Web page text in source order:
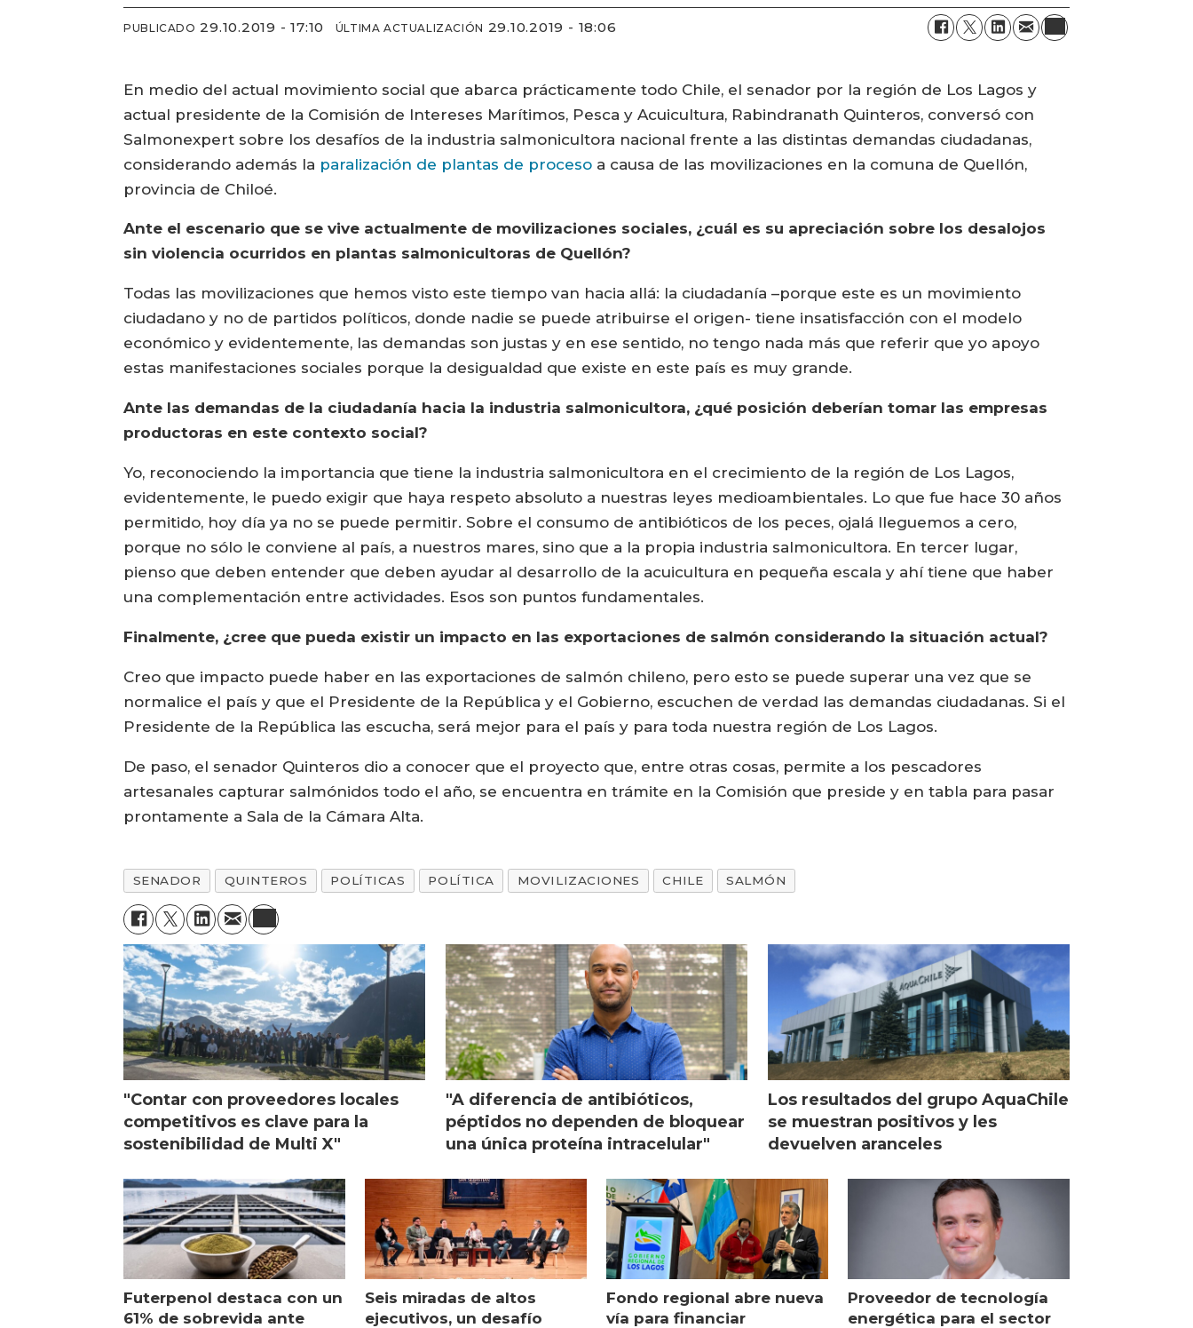
PUBLICADO 29.10.2019 - 17:10 ÚLTIMA ACTUALIZACIÓN 29.10.2019 - 18:06
En medio del actual movimiento social que abarca prácticamente todo Chile, el senador por la región de Los Lagos y
actual presidente de la Comisión de Intereses Marítimos, Pesca y Acuicultura, Rabindranath Quinteros, conversó con
Salmonexpert sobre los desafíos de la industria salmonicultora nacional frente a las distintas demandas ciudadanas,
considerando además la paralización de plantas de proceso a causa de las movilizaciones en la comuna de Quellón,
provincia de Chiloé.
Ante el escenario que se vive actualmente de movilizaciones sociales, ¿cuál es su apreciación sobre los desalojos
sin violencia ocurridos en plantas salmonicultoras de Quellón?
Todas las movilizaciones que hemos visto este tiempo van hacia allá: la ciudadanía –porque este es un movimiento
ciudadano y no de partidos políticos, donde nadie se puede atribuirse el origen- tiene insatisfacción con el modelo
económico y evidentemente, las demandas son justas y en ese sentido, no tengo nada más que referir que yo apoyo
estas manifestaciones sociales porque la desigualdad que existe en este país es muy grande.
Ante las demandas de la ciudadanía hacia la industria salmonicultora, ¿qué posición deberían tomar las empresas
productoras en este contexto social?
Yo, reconociendo la importancia que tiene la industria salmonicultora en el crecimiento de la región de Los Lagos,
evidentemente, le puedo exigir que haya respeto absoluto a nuestras leyes medioambientales. Lo que fue hace 30 años
permitido, hoy día ya no se puede permitir. Sobre el consumo de antibióticos de los peces, ojalá lleguemos a cero,
porque no sólo le conviene al país, a nuestros mares, sino que a la propia industria salmonicultora. En tercer lugar,
pienso que deben entender que deben ayudar al desarrollo de la acuicultura en pequeña escala y ahí tiene que haber
una complementación entre actividades. Esos son puntos fundamentales.
Finalmente, ¿cree que pueda existir un impacto en las exportaciones de salmón considerando la situación actual?
Creo que impacto puede haber en las exportaciones de salmón chileno, pero esto se puede superar una vez que se
normalice el país y que el Presidente de la República y el Gobierno, escuchen de verdad las demandas ciudadanas. Si el
Presidente de la República las escucha, será mejor para el país y para toda nuestra región de Los Lagos.
De paso, el senador Quinteros dio a conocer que el proyecto que, entre otras cosas, permite a los pescadores
artesanales capturar salmónidos todo el año, se encuentra en trámite en la Comisión que preside y en tabla para pasar
prontamente a Sala de la Cámara Alta.
SENADOR QUINTEROS POLÍTICAS POLÍTICA MOVILIZACIONES CHILE SALMÓN
"Contar con proveedores locales
competitivos es clave para la
sostenibilidad de Multi X"
"A diferencia de antibióticos,
péptidos no dependen de bloquear
una única proteína intracelular"
Los resultados del grupo AquaChile
se muestran positivos y les
devuelven aranceles
Futerpenol destaca con un
61% de sobrevida ante
Seis miradas de altos
ejecutivos, un desafío
Fondo regional abre nueva
vía para financiar
Proveedor de tecnología
energética para el sector